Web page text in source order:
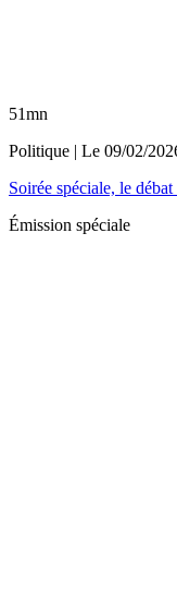
51mn
Politique | Le 09/02/
Soirée spéciale, le
Émission spéciale